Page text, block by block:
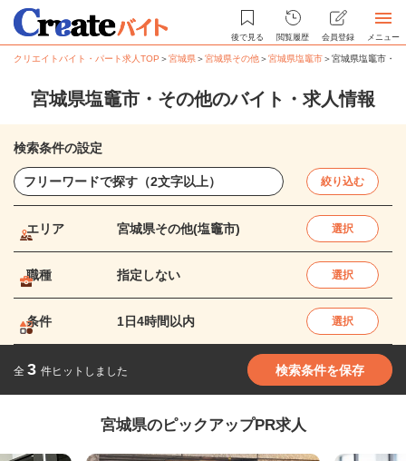
後で見る 閲覧履歴 会員登録 メニュー
クリエイトバイト・パート求人TOP ＞宮城県＞宮城県その他＞宮城県塩竈市＞宮城県塩竈市・
宮城県塩竈市・その他のバイト・求人情報
検索条件の設定
絞り込む
エリア 宮城県その他(塩竈市) 選択
職種 指定しない 選択
条件 1日4時間以内 選択
全 3 件ヒットしました 検索条件を保存
宮城県のピックアップPR求人